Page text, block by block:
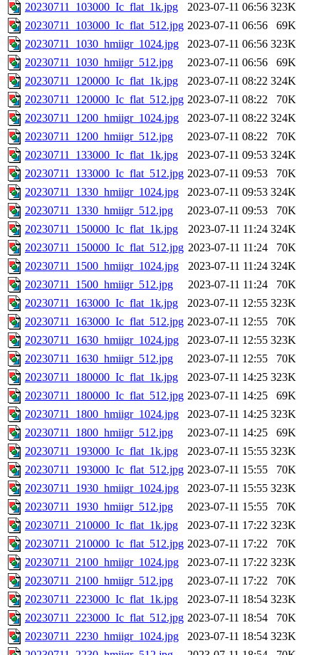
20230711_103000_Ic_flat_1k.jpg
2023-07-11 06:56 323K
20230711_103000_Ic_flat_512.jpg 2023-07-11 06:56
69K
20230711_1030_hmiigr_1024.jpg
2023-07-11 06:56 323K
20230711_1030_hmiigr_512.jpg
2023-07-11 06:56
69K
20230711_120000_Ic_flat_1k.jpg
2023-07-11 08:22 324K
20230711_120000_Ic_flat_512.jpg 2023-07-11 08:22
70K
20230711_1200_hmiigr_1024.jpg
2023-07-11 08:22 324K
20230711_1200_hmiigr_512.jpg
2023-07-11 08:22
70K
20230711_133000_Ic_flat_1k.jpg
2023-07-11 09:53 324K
20230711_133000_Ic_flat_512.jpg 2023-07-11 09:53
70K
20230711_1330_hmiigr_1024.jpg
2023-07-11 09:53 324K
20230711_1330_hmiigr_512.jpg
2023-07-11 09:53
70K
20230711_150000_Ic_flat_1k.jpg
2023-07-11 11:24 324K
20230711_150000_Ic_flat_512.jpg 2023-07-11 11:24
70K
20230711_1500_hmiigr_1024.jpg
2023-07-11 11:24 324K
20230711_1500_hmiigr_512.jpg
2023-07-11 11:24
70K
20230711_163000_Ic_flat_1k.jpg
2023-07-11 12:55 323K
20230711_163000_Ic_flat_512.jpg 2023-07-11 12:55
70K
20230711_1630_hmiigr_1024.jpg
2023-07-11 12:55 323K
20230711_1630_hmiigr_512.jpg
2023-07-11 12:55
70K
20230711_180000_Ic_flat_1k.jpg
2023-07-11 14:25 323K
20230711_180000_Ic_flat_512.jpg 2023-07-11 14:25
69K
20230711_1800_hmiigr_1024.jpg
2023-07-11 14:25 323K
20230711_1800_hmiigr_512.jpg
2023-07-11 14:25
69K
20230711_193000_Ic_flat_1k.jpg
2023-07-11 15:55 323K
20230711_193000_Ic_flat_512.jpg 2023-07-11 15:55
70K
20230711_1930_hmiigr_1024.jpg
2023-07-11 15:55 323K
20230711_1930_hmiigr_512.jpg
2023-07-11 15:55
70K
20230711_210000_Ic_flat_1k.jpg
2023-07-11 17:22 323K
20230711_210000_Ic_flat_512.jpg 2023-07-11 17:22
70K
20230711_2100_hmiigr_1024.jpg
2023-07-11 17:22 323K
20230711_2100_hmiigr_512.jpg
2023-07-11 17:22
70K
20230711_223000_Ic_flat_1k.jpg
2023-07-11 18:54 323K
20230711_223000_Ic_flat_512.jpg 2023-07-11 18:54
70K
20230711_2230_hmiigr_1024.jpg
2023-07-11 18:54 323K